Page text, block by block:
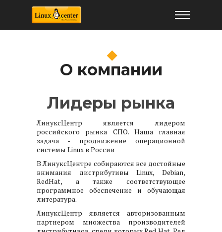
О компании
Лидеры рынка
ЛинуксЦентр является лидером
российского рынка СПО. Наша главная
задача - продвижение операционной
системы Linux в России
В ЛинуксЦентре собираются все достойные
внимания дистрибутивы Linux, Debian,
RedHat, а также соответствующее
программное обеспечение и обучающая
литература.
ЛинуксЦентр является авторизованным
партнером множества производителей